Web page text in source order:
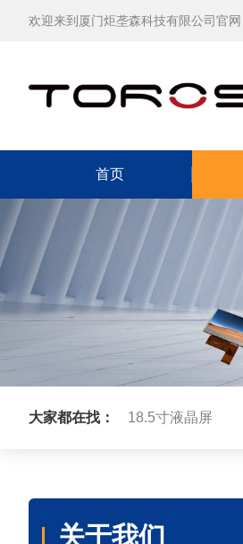
欢迎来到厦门炬垄森科技有限公司官网
首页
大家都在找： 18.5寸液晶屏
关于我们